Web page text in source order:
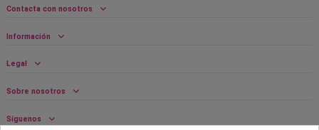
Contacta con nosotros
Información
Legal
Sobre nosotros
Síguenos